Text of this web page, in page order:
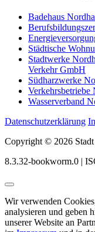
Badehaus
Städtische
Stadtwerke
Verkehr GmbH
Südharzwerke
Verkehrsbetriebe
Wasserverband
Datenschutzerklärung
Copyright © 2026 Stadt
8.3.32-bookworm.0 |
Wir verwenden
analysieren und geben
unserer Website an